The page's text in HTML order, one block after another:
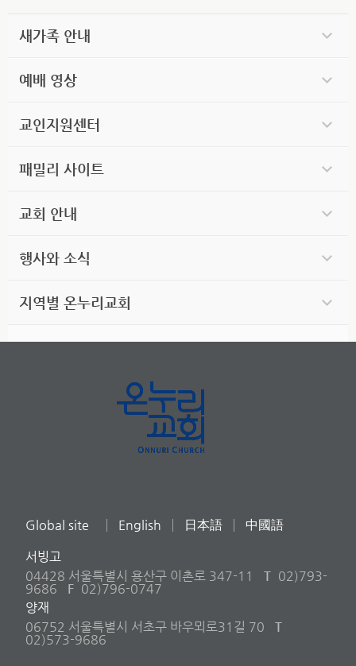
새가족 안내
예배 영상
교인지원센터
패밀리 사이트
교회 안내
행사와 소식
지역별 온누리교회
Global site English 日本語 中國語
서빙고
04428 서울특별시 용산구 이촌로 347-11
T 02)793-
9686
F 02)796-0747
양재
06752 서울특별시 서초구 바우뫼로31길 70
T
02)573-9686